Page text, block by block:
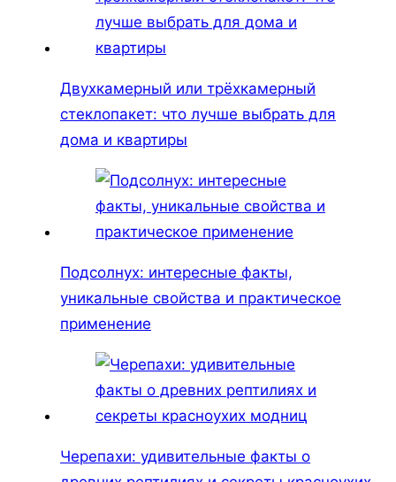
Двухкамерный или трёхкамерный
стеклопакет: что лучше выбрать для
дома и квартиры
Подсолнух: интересные факты,
уникальные свойства и практическое
применение
Черепахи: удивительные факты о